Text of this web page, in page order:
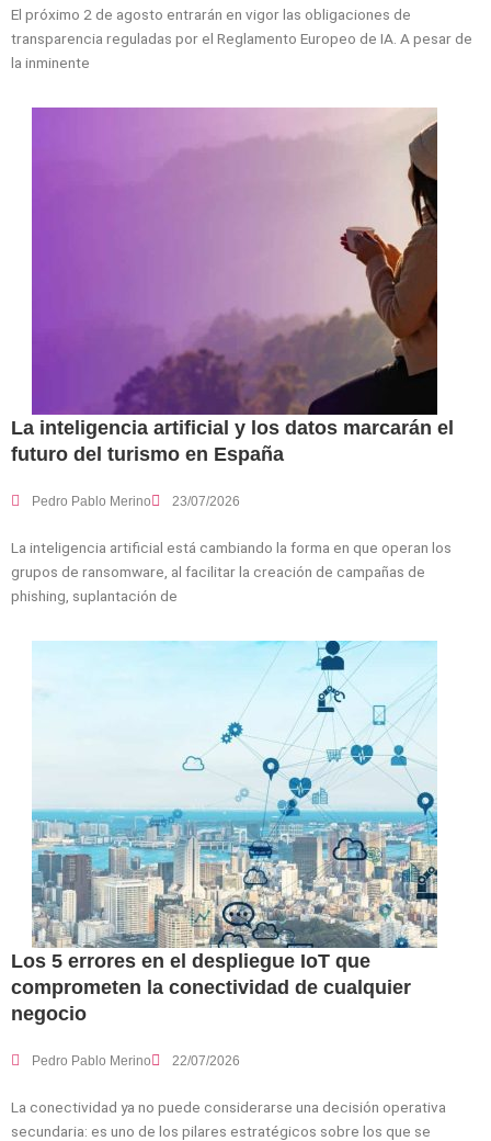
El próximo 2 de agosto entrarán en vigor las obligaciones de
transparencia reguladas por el Reglamento Europeo de IA. A pesar de
la inminente
La inteligencia artificial y los datos marcarán el
futuro del turismo en España
Pedro Pablo Merino 23/07/2026
La inteligencia artificial está cambiando la forma en que operan los
grupos de ransomware, al facilitar la creación de campañas de
phishing, suplantación de
Los 5 errores en el despliegue IoT que
comprometen la conectividad de cualquier
negocio
Pedro Pablo Merino 22/07/2026
La conectividad ya no puede considerarse una decisión operativa
secundaria: es uno de los pilares estratégicos sobre los que se